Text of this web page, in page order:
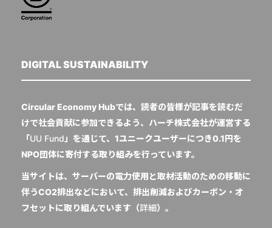
DIGITAL SUSTAINABILITY
Circular Economy Hubでは、読者の皆様が記事を読むだ
けで社会貢献に参加できるよう、ハーチ株式会社が運営する
「UU Fund 」を通じて、1ユニークユーザーにつき0.1円を
NPO団体に寄付する取り組みを行っています。
当サイトは、サーバーの電力使用と取材活動のための移動に
伴うCO2排出などにおいて、排出削減およびカーボン・オ
フセットに取り組んでいます（詳細）。